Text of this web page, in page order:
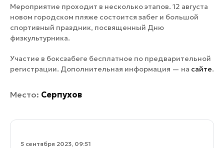
5 сентября 2023, 09:51
Мероприятие проходит в несколько этапов. 12 августа
новом городском пляже состоится забег и большой
спортивный праздник, посвященный Дню
физкультурника.
Участие в боксзабеге бесплатное по предварительной
регистрации. Дополнительная информация — на сайте.
Место: Серпухов